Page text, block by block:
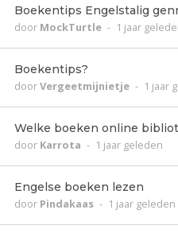
Boekentips Engelstalig
door MockTurtle - 1 jaar
Boekentips?
doorVergeetmijnietje - 1 jaar
Welke boeken online
door Karrota - 1 jaar geleden
Engelse boeken lezen
door Pindakaas - 1 jaar geleden